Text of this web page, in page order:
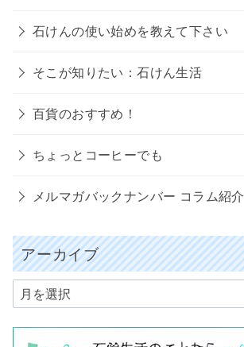
石けんの使い始めを教えて下さい
そこが知りたい：石けん生活
百貨のおすすめ！
ちょっとコーヒーでも
メルマガバックナンバー コラム紹介
アーカイブ
ア
ー
カ